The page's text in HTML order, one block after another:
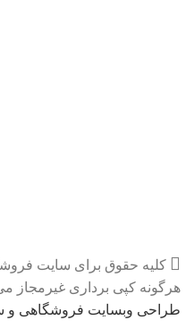
کلیه حقوق برای سایت
هرگونه کپی برداری غیرمجاز
طراحی وبسایت فروشگاهی و